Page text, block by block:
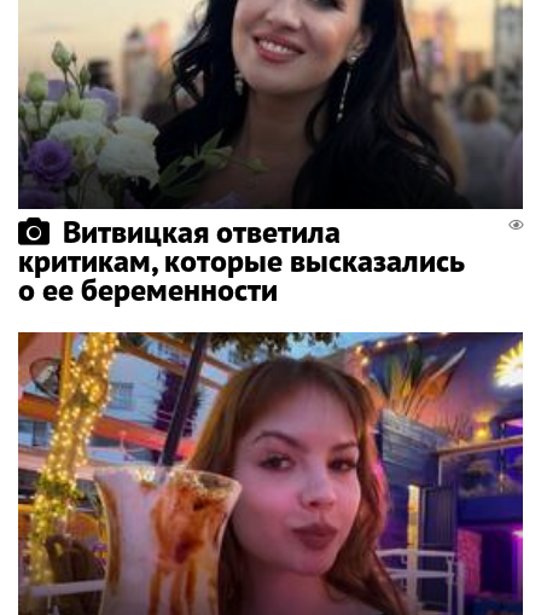
Витвицкая ответила
критикам, которые высказались
о ее беременности